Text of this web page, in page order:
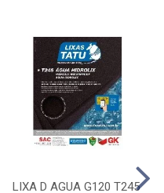
LIXA D AGUA G120 T245